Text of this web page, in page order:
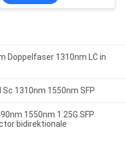
Doppelfaser 1310nm LC in
1310nm 1550nm SFP
1550nm 1.25G SFP
bidirektionale